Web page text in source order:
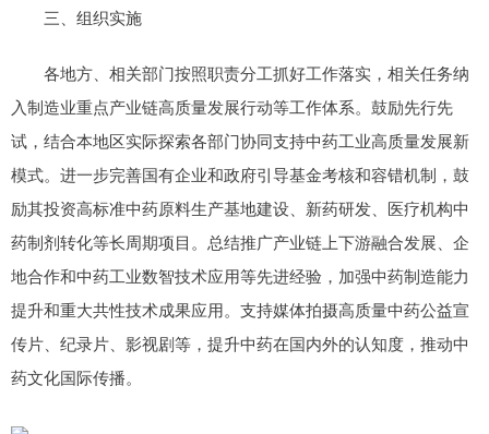
三、组织实施
各地方、相关部门按照职责分工抓好工作落实，相关任务纳
入制造业重点产业链高质量发展行动等工作体系。鼓励先行先
试，结合本地区实际探索各部门协同支持中药工业高质量发展新
模式。进一步完善国有企业和政府引导基金考核和容错机制，鼓
励其投资高标准中药原料生产基地建设、新药研发、医疗机构中
药制剂转化等长周期项目。总结推广产业链上下游融合发展、企
地合作和中药工业数智技术应用等先进经验，加强中药制造能力
提升和重大共性技术成果应用。支持媒体拍摄高质量中药公益宣
传片、纪录片、影视剧等，提升中药在国内外的认知度，推动中
药文化国际传播。